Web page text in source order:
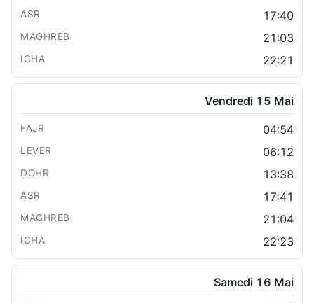
17:40
21:03
22:21
Vendredi 15 Mai
04:54
06:12
13:38
17:41
21:04
22:23
Samedi 16 Mai